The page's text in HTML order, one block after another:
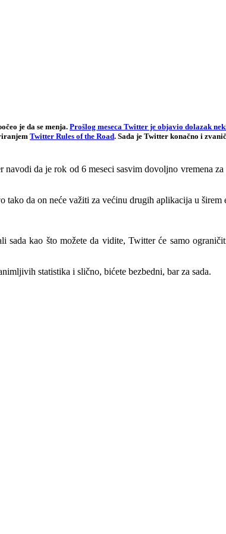
je da se menja. Prošlog meseca Twitter je objavio dolazak
Twitter Rules of the Road. Sada je Twitter konačno i
da je rok od 6 meseci sasvim dovoljno vremena
da on neće važiti za većinu drugih aplikacija u širem
sada kao što možete da vidite, Twitter će samo
statistika i slično, bićete bezbedni, bar za sada.